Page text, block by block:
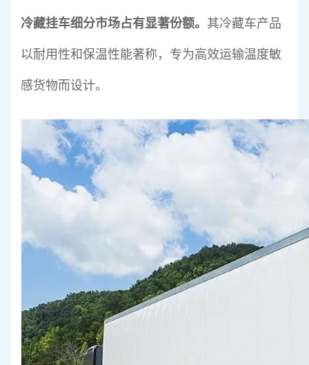
冷藏挂车细分市场占有显著份额。 其冷藏车产品
以耐用性和保温性能著称，专为高效运输温度敏
感货物而设计。